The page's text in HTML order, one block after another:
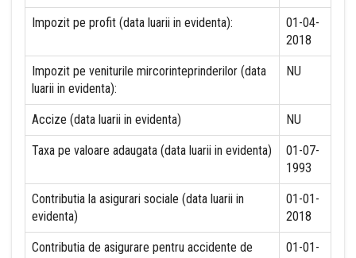
Impozit pe profit (data luarii in evidenta):
01-04-
2018
Impozit pe veniturile mircorinteprinderilor (data
luarii in evidenta):
NU
Accize (data luarii in evidenta) NU
Taxa pe valoare adaugata (data luarii in evidenta)
01-07-
1993
Contributia la asigurari sociale (data luarii in
evidenta)
01-01-
2018
Contributia de asigurare pentru accidente de
01-01-